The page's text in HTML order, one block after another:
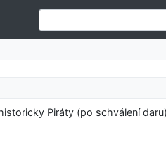
Piráty (po schválení